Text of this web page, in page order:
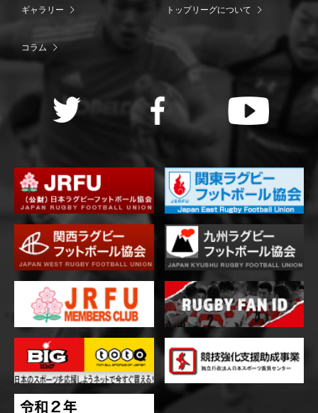
ギャラリー トップリーグについて
コラム